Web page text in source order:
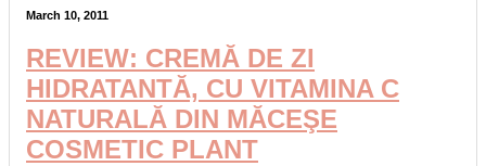
March 10, 2011
REVIEW: CREMĂ DE ZI
HIDRATANTĂ, CU VITAMINA C
NATURALĂ DIN MĂCEŞE
COSMETIC PLANT